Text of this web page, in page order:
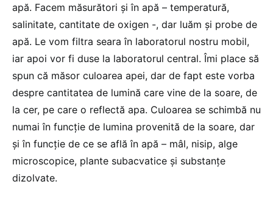
apă. Facem măsurători și în apă – temperatură,
salinitate, cantitate de oxigen -, dar luăm și probe de
apă. Le vom filtra seara în laboratorul nostru mobil,
iar apoi vor fi duse la laboratorul central. Îmi place să
spun că măsor culoarea apei, dar de fapt este vorba
despre cantitatea de lumină care vine de la soare, de
la cer, pe care o reflectă apa. Culoarea se schimbă nu
numai în funcție de lumina provenită de la soare, dar
și în funcție de ce se află în apă – mâl, nisip, alge
microscopice, plante subacvatice şi substanţe
dizolvate.